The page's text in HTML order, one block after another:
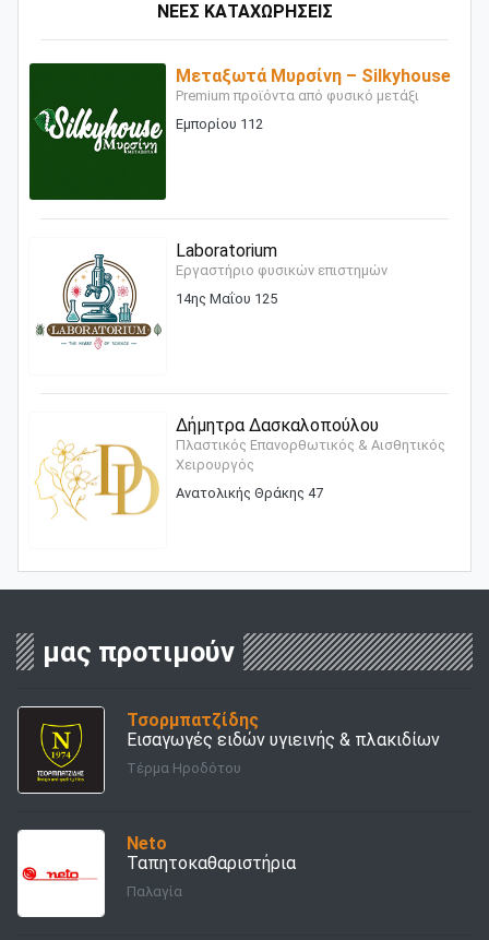
ΝΕΕΣ ΚΑΤΑΧΩΡΗΣΕΙΣ
Μεταξωτά Μυρσίνη – Silkyhouse
Premium προϊόντα από φυσικό μετάξι
Εμπορίου 112
Laboratorium
Εργαστήριο φυσικών επιστημών
14ης Μαΐου 125
Δήμητρα Δασκαλοπούλου
Πλαστικός Επανορθωτικός & Αισθητικός
Χειρουργός
Ανατολικής Θράκης 47
μας προτιμούν
Τσορμπατζίδης
Εισαγωγές ειδών υγιεινής & πλακιδίων
Τέρμα Ηροδότου
Νeto
Ταπητοκαθαριστήρια
Παλαγία